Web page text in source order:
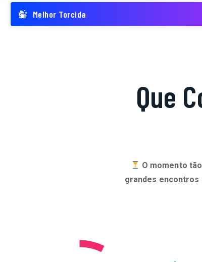
Melhor Torcida
Que
O momento
grandes encontros